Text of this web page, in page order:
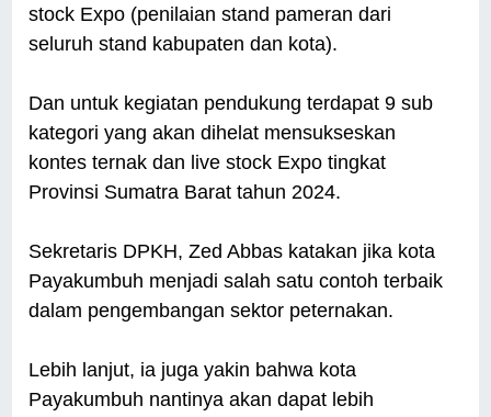
stock Expo (penilaian stand pameran dari
seluruh stand kabupaten dan kota).
Dan untuk kegiatan pendukung terdapat 9 sub
kategori yang akan dihelat mensukseskan
kontes ternak dan live stock Expo tingkat
Provinsi Sumatra Barat tahun 2024.
Sekretaris DPKH, Zed Abbas katakan jika kota
Payakumbuh menjadi salah satu contoh terbaik
dalam pengembangan sektor peternakan.
Lebih lanjut, ia juga yakin bahwa kota
Payakumbuh nantinya akan dapat lebih